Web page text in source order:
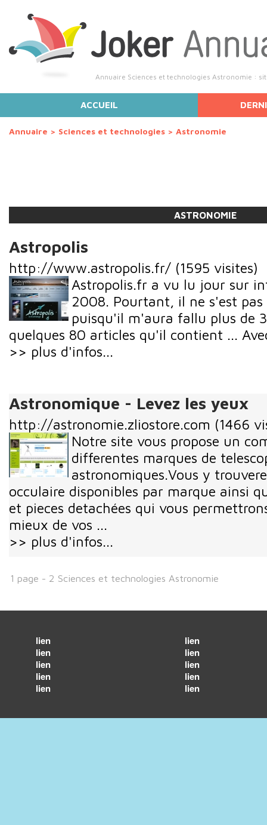
Annuaire Sciences et technologies Astronomie :
ASTRONOMIE
ACCUEIL
Annuaire > Sciences et technologies > Astronomie
Astropolis
http://www.astropolis.fr/ (1595 visites)
Astropolis.fr a vu lu jour sur
2008. Pourtant, il ne s'est
puisqu'il m'aura fallu plus de
quelques 80 articles qu'il contient ...
>> plus d'infos...
Astronomique - Levez les yeux
http://astronomie.zliostore.com (1466
Notre site vous propose un
differentes marques de
astronomiques.Vous y
occulaire disponibles par marque ainsi
et pieces detachées qui vous
mieux de vos ...
>> plus d'infos...
1 page - 2 Sciences et technologies Astronomie
lien
lien
lien
lien
lien
lien
lien
lien
lien
lien